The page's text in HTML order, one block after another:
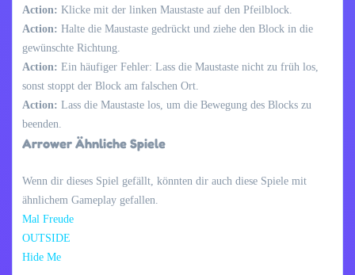
Action: Klicke mit der linken Maustaste auf den Pfeilblock.
Action: Halte die Maustaste gedrückt und ziehe den Block in die
gewünschte Richtung.
Action: Ein häufiger Fehler: Lass die Maustaste nicht zu früh los,
sonst stoppt der Block am falschen Ort.
Action: Lass die Maustaste los, um die Bewegung des Blocks zu
beenden.
Arrower Ähnliche Spiele
Wenn dir dieses Spiel gefällt, könnten dir auch diese Spiele mit
ähnlichem Gameplay gefallen.
Mal Freude
OUTSIDE
Hide Me